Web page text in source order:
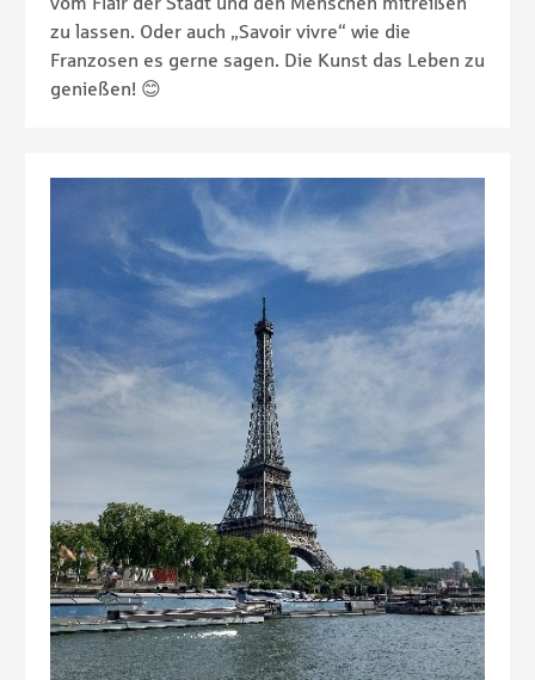
zu lassen. Oder auch „Savoir vivre“ wie die
Franzosen es gerne sagen. Die Kunst das Leben zu
genießen! 😊